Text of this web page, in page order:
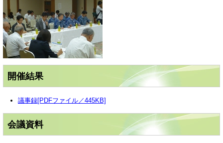
開催結果
議事録[PDFファイル／445KB]
会議資料